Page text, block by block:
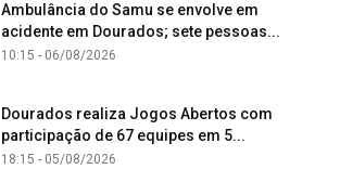
Ambulância do Samu se envolve em
acidente em Dourados; sete pessoas...
10:15 - 06/08/2026
Dourados realiza Jogos Abertos com
participação de 67 equipes em 5...
18:15 - 05/08/2026